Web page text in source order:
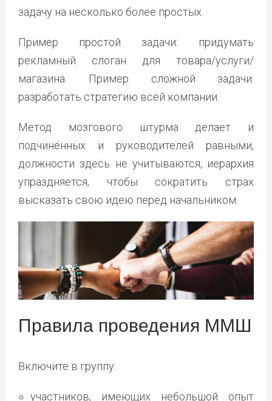
задачу на несколько более простых.
Пример простой задачи: придумать
рекламный слоган для товара/услуги/
магазина. Пример сложной задачи:
разработать стратегию всей компании.
Метод мозгового штурма делает и
подчинённых и руководителей равными,
должности здесь не учитываются, иерархия
упраздняется, чтобы сократить страх
высказать свою идею перед начальником.
Правила проведения ММШ
Включите в группу:
участников, имеющих небольшой опыт